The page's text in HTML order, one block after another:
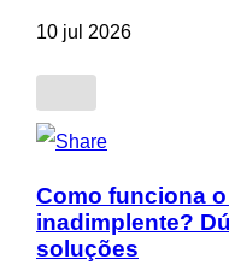
10 jul 2026
Como funciona
inadimplente?
soluções